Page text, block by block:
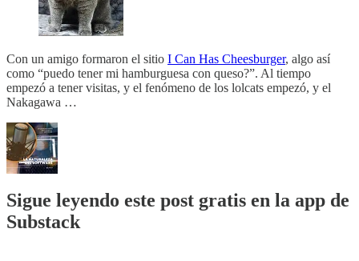
Con un amigo formaron el sitio I Can Has Cheesburger, algo así
como “puedo tener mi hamburguesa con queso?”. Al tiempo
empezó a tener visitas, y el fenómeno de los lolcats empezó, y el
Nakagawa …
Sigue leyendo este post gratis en la app de
Substack